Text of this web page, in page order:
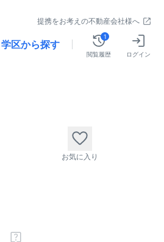
提携をお考えの不動産会社様へ
学区から探す
閲覧履歴
1
ログイン
お気に入り